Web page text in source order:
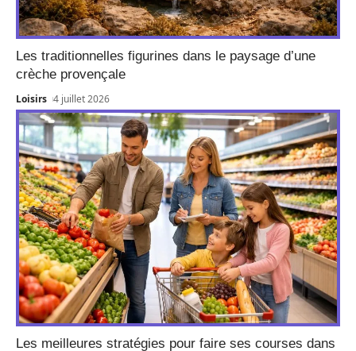
Les traditionnelles figurines dans le paysage d’une
crèche provençale
Loisirs 4 juillet 2026
Les meilleures stratégies pour faire ses courses dans